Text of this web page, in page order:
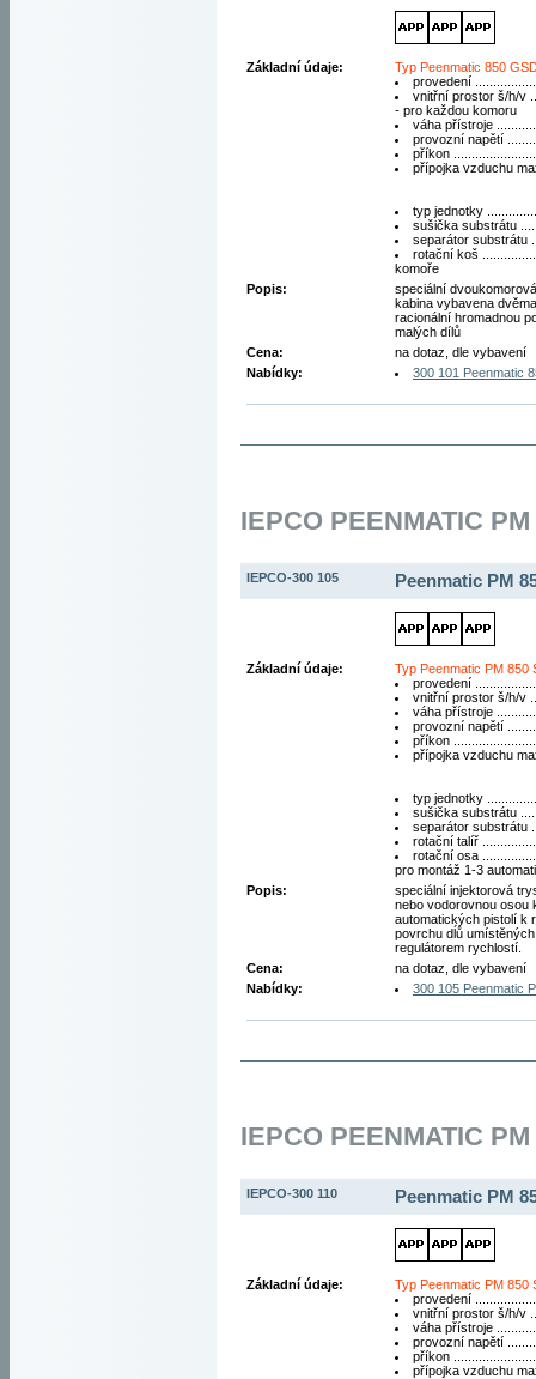
Základní údaje:
Typ Peenmatic 850
provedení
vnitřní prostor š/h/v
- pro každou komoru
váha přístroje
provozní napětí
příkon
přípojka vzduchu
typ jednotky
sušička substrátu
separátor substrátu
rotační koš
komoře
Popis:
speciální
kabina vybavena
racionální hromadnou
malých dílů
Cena:
na dotaz, dle vybavení
Nabídky:
300 101 Peenmatic
IEPCO PEENMATIC
IEPCO-300 105 Peenmatic PM
Základní údaje:
Typ Peenmatic PM 850
provedení
vnitřní prostor š/h/v
váha přístroje
provozní napětí
příkon
přípojka vzduchu
typ jednotky
sušička substrátu
separátor substrátu
rotační talíř
rotační osa
pro montáž 1-3
Popis:
speciální injektorová
nebo vodorovnou osou
automatických pistolí k
povrchu dĺů
regulátorem rychlostí.
Cena:
na dotaz, dle vybavení
Nabídky:
300 105 Peenmatic
IEPCO PEENMATIC
IEPCO-300 110 Peenmatic PM
Základní údaje:
Typ Peenmatic PM 850
provedení
vnitřní prostor š/h/v
váha přístroje
provozní napětí
příkon
přípojka vzduchu